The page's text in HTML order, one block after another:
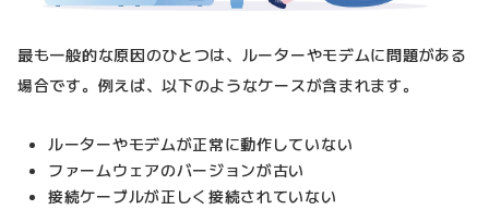
最も一般的な原因のひとつは、ルーターやモデムに問題がある
場合です。例えば、以下のようなケースが含まれます。
ルーターやモデムが正常に動作していない
ファームウェアのバージョンが古い
接続ケーブルが正しく接続されていない